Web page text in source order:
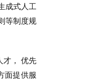
成式人工
等制度规
才， 优先
面提供服